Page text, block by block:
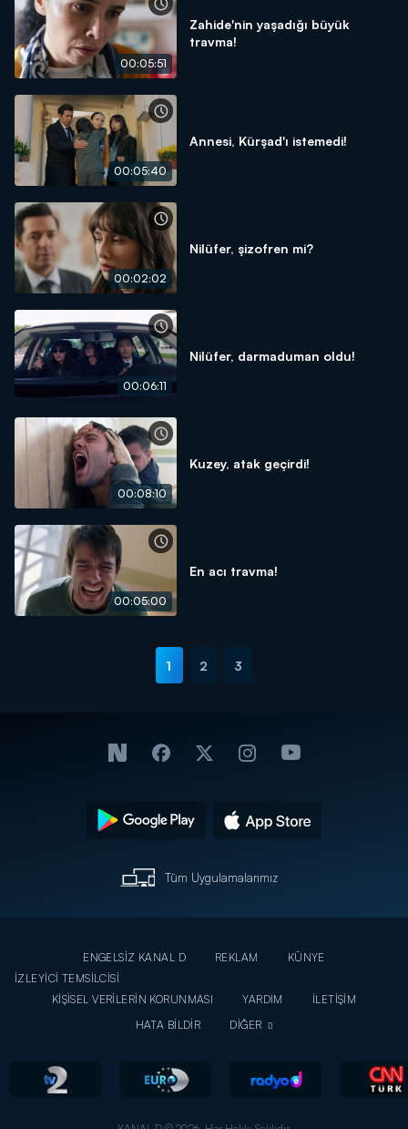
00:05:51
Zahide'nin yaşadığı büyük
travma!
00:05:40
Annesi, Kürşad'ı istemedi!
00:02:02
Nilüfer, şizofren mi?
00:06:11
Nilüfer, darmaduman oldu!
00:08:10
Kuzey, atak geçirdi!
00:05:00
En acı travma!
1 2 3
Tüm Uygulamalarımız
ENGELSİZ KANAL D REKLAM
KÜNYE
İZLEYİCİ TEMSİLCİSİ
KİŞİSEL VERİLERİN KORUNMASI
YARDIM
İLETİŞİM
HATA BİLDİR
DİĞER